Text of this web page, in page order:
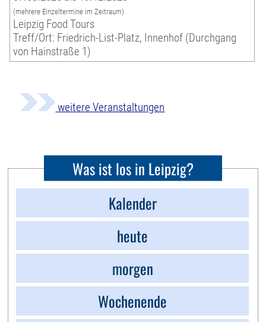
(mehrere Einzeltermine im Zeitraum)
Leipzig Food Tours
Treff/Ort: Friedrich-List-Platz, Innenhof (Durchgang
von Hainstraße 1)
weitere Veranstaltungen
Was ist los in Leipzig?
Kalender
heute
morgen
Wochenende